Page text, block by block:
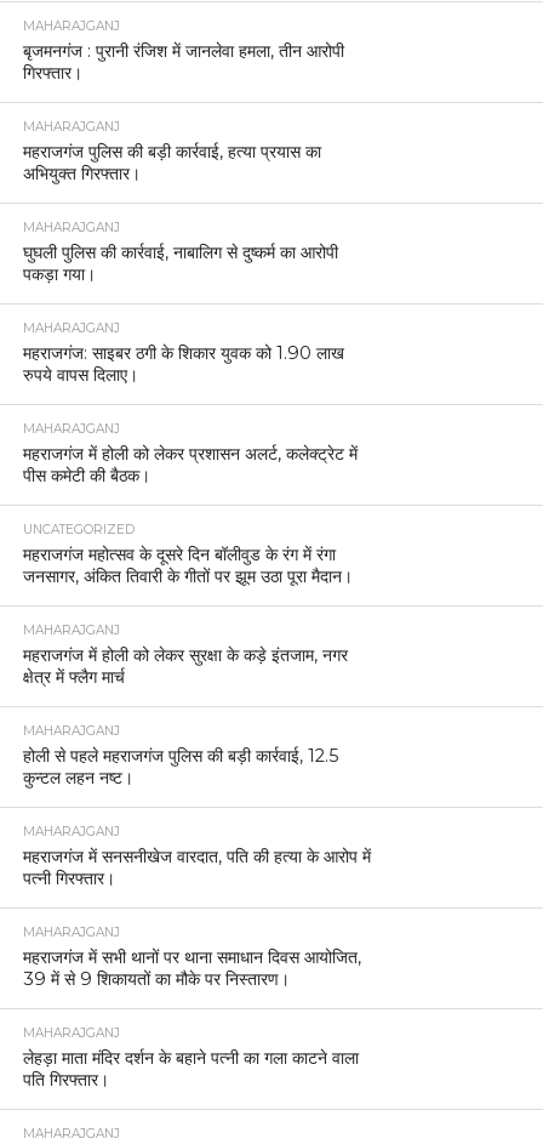
MAHARAJGANJ
बृजमनगंज : पुरानी रंजिश में जानलेवा हमला, तीन आरोपी
गिरफ्तार।
MAHARAJGANJ
महराजगंज पुलिस की बड़ी कार्रवाई, हत्या प्रयास का
अभियुक्त गिरफ्तार।
MAHARAJGANJ
घुघली पुलिस की कार्रवाई, नाबालिग से दुष्कर्म का आरोपी
पकड़ा गया।
MAHARAJGANJ
महराजगंज: साइबर ठगी के शिकार युवक को 1.90 लाख
रुपये वापस दिलाए।
MAHARAJGANJ
महराजगंज में होली को लेकर प्रशासन अलर्ट, कलेक्ट्रेट में
पीस कमेटी की बैठक।
UNCATEGORIZED
महराजगंज महोत्सव के दूसरे दिन बॉलीवुड के रंग में रंगा
जनसागर, अंकित तिवारी के गीतों पर झूम उठा पूरा मैदान।
MAHARAJGANJ
महराजगंज में होली को लेकर सुरक्षा के कड़े इंतजाम, नगर
क्षेत्र में फ्लैग मार्च
MAHARAJGANJ
होली से पहले महराजगंज पुलिस की बड़ी कार्रवाई, 12.5
कुन्टल लहन नष्ट।
MAHARAJGANJ
महराजगंज में सनसनीखेज वारदात, पति की हत्या के आरोप में
पत्नी गिरफ्तार।
MAHARAJGANJ
महराजगंज में सभी थानों पर थाना समाधान दिवस आयोजित,
39 में से 9 शिकायतों का मौके पर निस्तारण।
MAHARAJGANJ
लेहड़ा माता मंदिर दर्शन के बहाने पत्नी का गला काटने वाला
पति गिरफ्तार।
MAHARAJGANJ